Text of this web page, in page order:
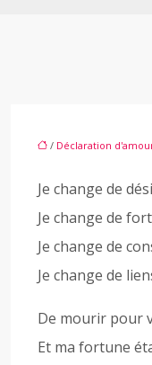
/ Déclaration
Je change de
Je change de
Je change de
Je change de
De mourir pour
Et ma fortune